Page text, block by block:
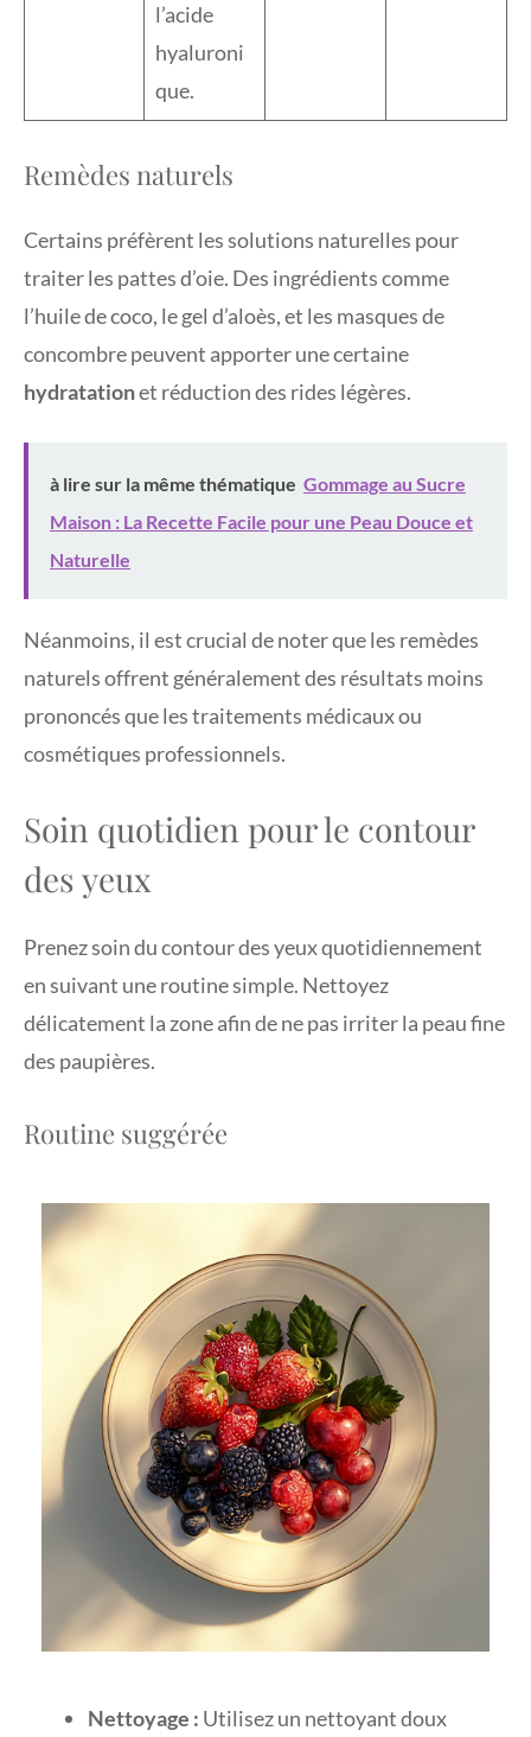
l’acide
hyaluroni
que.
Remèdes naturels
Certains préfèrent les solutions naturelles pour
traiter les pattes d’oie. Des ingrédients comme
l’huile de coco, le gel d’aloès, et les masques de
concombre peuvent apporter une certaine
hydratationet réduction des rides légères.
à lire sur la même thématique Gommage au Sucre
Maison : La Recette Facile pour une Peau Douce et
Naturelle
Néanmoins, il est crucial de noter que les remèdes
naturels offrent généralement des résultats moins
prononcés que les traitements médicaux ou
cosmétiques professionnels.
Soin quotidien pour le contour
des yeux
Prenez soin du contour des yeux quotidiennement
en suivant une routine simple. Nettoyez
délicatement la zone afin de ne pas irriter la peau fine
des paupières.
Routine suggérée
Nettoyage : Utilisez un nettoyant doux